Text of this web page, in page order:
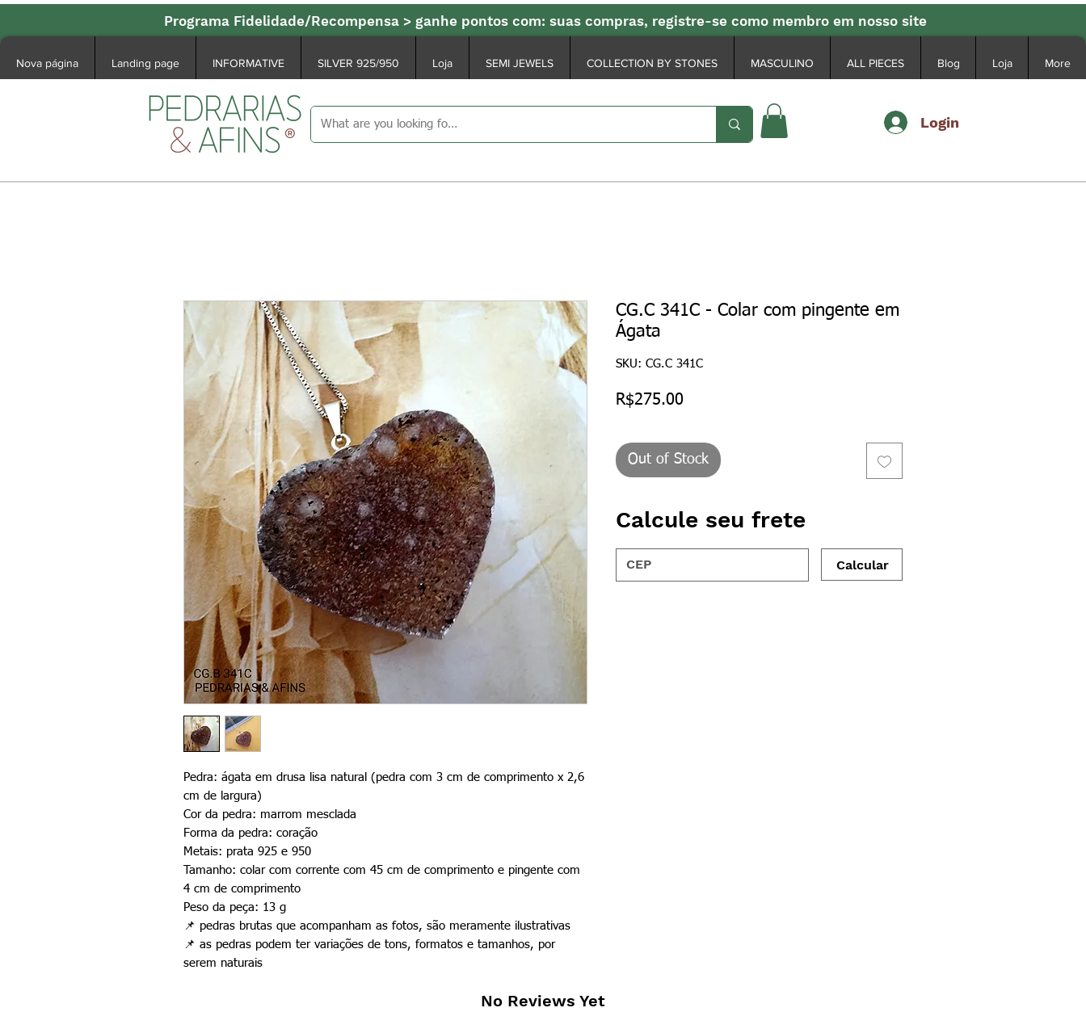
Programa Fidelidade/Recompensa > ganhe pontos com: suas compras, registre-se como membro em nosso site
Nova página Landing page INFORMATIVE SILVER 925/950 Loja SEMI JEWELS COLLECTION BY STONES MASCULINO ALL PIECES Blog Loja More
Login
Pedra: ágata em drusa lisa natural (pedra com 3 cm de comprimento x 2,6
cm de largura)
Cor da pedra: marrom mesclada
Forma da pedra: coração
Metais: prata 925 e 950
Tamanho: colar com corrente com 45 cm de comprimento e pingente com
4 cm de comprimento
Peso da peça: 13 g
📌 pedras brutas que acompanham as fotos, são meramente ilustrativas
📌 as pedras podem ter variações de tons, formatos e tamanhos, por
serem naturais
CG.C 341C - Colar com pingente em
Ágata
SKU: CG.C 341C
R$275.00Price
Out of Stock
Calcule seu frete
Calcular
No Reviews Yet